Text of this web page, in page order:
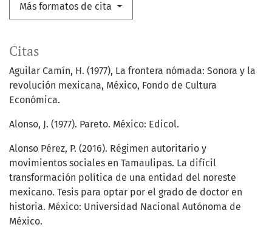
Más formatos de cita
Citas
Aguilar Camín, H. (1977), La frontera nómada: Sonora y la
revolución mexicana, México, Fondo de Cultura
Económica.
Alonso, J. (1977). Pareto. México: Edicol.
Alonso Pérez, P. (2016). Régimen autoritario y
movimientos sociales en Tamaulipas. La difícil
transformación política de una entidad del noreste
mexicano. Tesis para optar por el grado de doctor en
historia. México: Universidad Nacional Autónoma de
México.